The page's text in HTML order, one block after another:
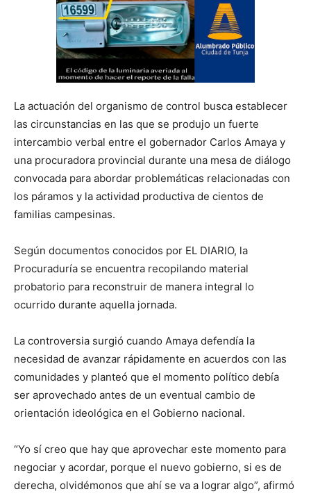
La actuación del organismo de control busca establecer
las circunstancias en las que se produjo un fuerte
intercambio verbal entre el gobernador Carlos Amaya y
una procuradora provincial durante una mesa de diálogo
convocada para abordar problemáticas relacionadas con
los páramos y la actividad productiva de cientos de
familias campesinas.
Según documentos conocidos por EL DIARIO, la
Procuraduría se encuentra recopilando material
probatorio para reconstruir de manera integral lo
ocurrido durante aquella jornada.
La controversia surgió cuando Amaya defendía la
necesidad de avanzar rápidamente en acuerdos con las
comunidades y planteó que el momento político debía
ser aprovechado antes de un eventual cambio de
orientación ideológica en el Gobierno nacional.
“Yo sí creo que hay que aprovechar este momento para
negociar y acordar, porque el nuevo gobierno, si es de
derecha, olvidémonos que ahí se va a lograr algo”, afirmó